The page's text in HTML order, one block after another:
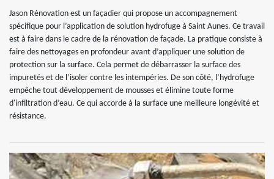
Jason Rénovation est un façadier qui propose un accompagnement
spécifique pour l’application de solution hydrofuge à Saint Aunes. Ce travail
est à faire dans le cadre de la rénovation de façade. La pratique consiste à
faire des nettoyages en profondeur avant d’appliquer une solution de
protection sur la surface. Cela permet de débarrasser la surface des
impuretés et de l’isoler contre les intempéries. De son côté, l’hydrofuge
empêche tout développement de mousses et élimine toute forme
d'infiltration d’eau. Ce qui accorde à la surface une meilleure longévité et
résistance.